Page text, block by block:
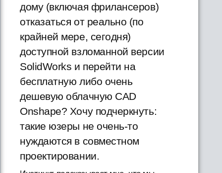
дому (включая фрилансеров)
отказаться от реально (по
крайней мере, сегодня)
доступной взломанной версии
SolidWorks и перейти на
бесплатную либо очень
дешевую облачную CAD
Onshape? Хочу подчеркнуть:
такие юзеры не очень-то
нуждаются в совместном
проектировании.